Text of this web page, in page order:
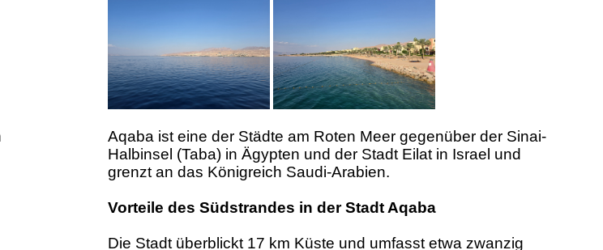
Aqaba ist eine der Städte am Roten Meer gegenüber der Sinai-
Halbinsel (Taba) in Ägypten und der Stadt Eilat in Israel und
grenzt an das Königreich Saudi-Arabien.
Vorteile des Südstrandes in der Stadt Aqaba
Die Stadt überblickt 17 km Küste und umfasst etwa zwanzig